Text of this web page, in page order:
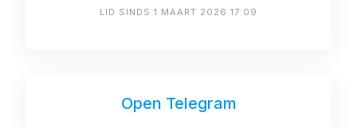
LID SINDS 1 MAART 2026 17:09
Open Telegram